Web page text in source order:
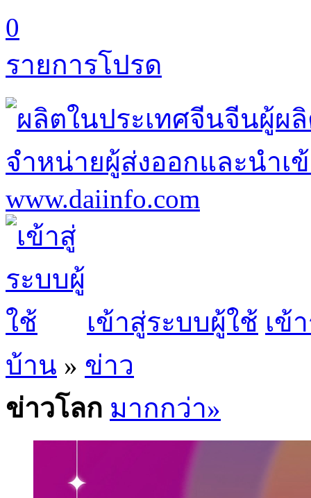
0
รายการโปรด
เข้าสู่ระบบผู้ใช้ เข้
บ้าน » ข่าว
ข่าวโลก มากกว่า»